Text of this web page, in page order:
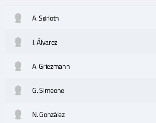
A. Sørloth
J. Álvarez
A. Griezmann
G. Simeone
N. González